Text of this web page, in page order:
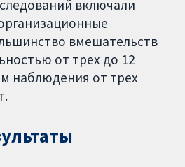
включали
вмешательств
от трех до 12
наблюдения от трех